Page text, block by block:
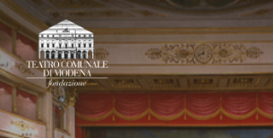
Skip
to
main
content